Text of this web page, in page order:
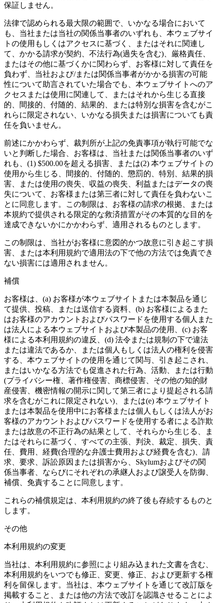
保証しません。
法律で認められる最大限の範囲で、いかなる場合において
も、当社または当社の関係当事者のいずれも、本ウェブサイ
トの使用もしくはアクセスに基づく、またはそれに関連し
て、かかる請求が契約、不法行為(過失を含む)、厳格責任、
またはその他に基づくかに関わらず、お客様に対して責任を
負わず、当社および/または関係当事者がかかる損害の可能
性について助言されていた場合でも、本ウェブサイトへのア
クセスまたは使用に関連して、またはそれから生じる直接
的、間接的、付随的、結果的、または特別な損害を含むがこ
れらに限定されない、いかなる損失または損害についても責
任を負いません。
前述にかかわらず、裁判所が上記の免責事項が執行可能でな
いと判断した場合、お客様は、当社または関係当事者のいず
れも、(1) $500.00を超える損害、または(2) 本ウェブサイトの
使用から生じる、間接的、付随的、懲罰的、特別、結果的損
害、または使用の喪失、収益の喪失、利益またはデータの喪
失について、お客様または第三者に対して責任を負わないこ
とに同意します。この制限は、お客様の請求の根拠、または
本規約で提供される限定的な救済措置がその本質的な目的を
達成できないかにかかわらず、適用されるものとします。
この制限は、当社がお客様に意図的かつ故意に引き起こす損
害、または本利用規約で適用法の下で他の方法では免責でき
ない損害には適用されません。
補償
お客様は、(a) お客様が本ウェブサイトまたは本製品を通じ
て提供、投稿、または送信する資料、(b) お客様によるまた
はお客様のアカウントおよびパスワードを使用する個人また
は法人による本ウェブサイトおよび本製品の使用、(c) お客
様による本利用規約の違反、(d) 法令または規制の下で違法
または違法であるか、または個人もしくは法人の権利を侵害
する、本ウェブサイトの使用を通じて関与、引き起こされ、
またはいかなる方法でも促進された行為、活動、または行動
(プライバシー権、著作権侵害、商標侵害、その他の知的財
産侵害、機密情報の開示に関して第三者により提起される請
求を含むがこれに限定されない)、または(e) 本ウェブサイト
または本製品を使用中にお客様または個人もしくは法人がお
客様のアカウントおよびパスワードを使用する者による詐欺
または故意の不正行為の結果として、それらから生じる、ま
たはそれらに基づく、すべての主張、判決、裁定、損失、責
任、費用、経費(合理的な弁護士費用および経費を含む)、請
求、要求、訴訟原因または損害から、Skylumおよびその関
係当事者、ならびにそれぞれの承継人および譲受人を防御、
補償、免責することに同意します。
これらの補償規定は、本利用規約の終了後も存続するものと
します。
その他
本利用規約の変更
当社は、本利用規約に参照により組み込まれた文書を含む、
本利用規約をいつでも修正、変更、修正、および更新する権
利を留保します。当社は、本ウェブサイトを通じて改訂版を
掲載すること、または他の方法で改訂を認識させることによ